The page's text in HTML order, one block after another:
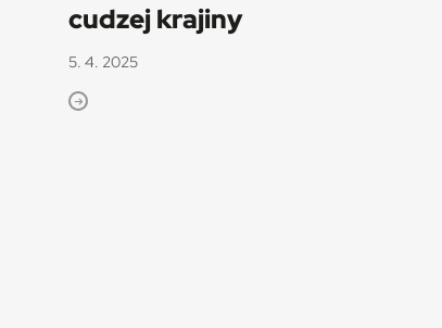
cudzej krajiny
5. 4. 2025